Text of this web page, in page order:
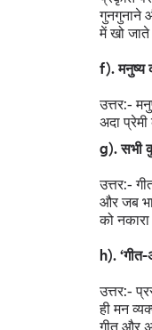
गुनगुनाने
में खो जाते
f). मनुष्य
उत्तर:-
अदा
g). सभी
उत्तर:-
और जब
को
h).
उत्तर:-
ही मन